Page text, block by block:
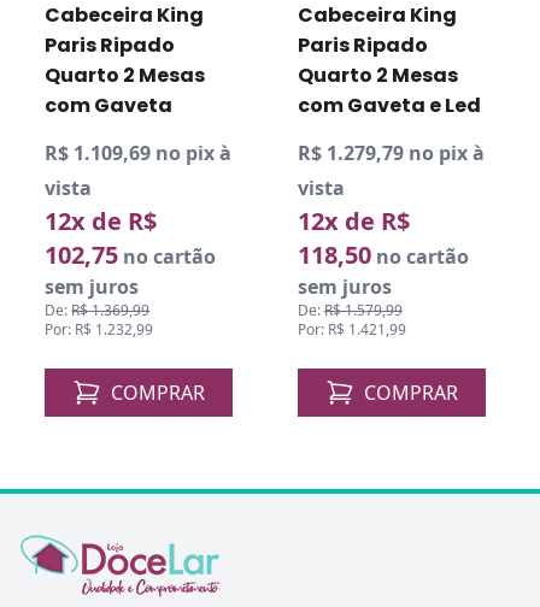
Cabeceira King
Paris Ripado
Quarto 2 Mesas
com Gaveta
R$ 1.109,69 no pix à
vista
12x de R$
102,75 no cartão
sem juros
De:R$ 1.369,99
Por: R$ 1.232,99
COMPRAR
Cabeceira King
Paris Ripado
Quarto 2 Mesas
com Gaveta e Led
R$ 1.279,79 no pix à
vista
12x de R$
118,50no cartão
sem juros
De:R$ 1.579,99
Por: R$ 1.421,99
COMPRAR